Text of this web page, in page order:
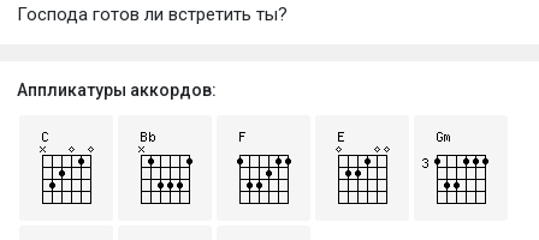
Господа готов ли встретить ты?
Аппликатуры аккордов: